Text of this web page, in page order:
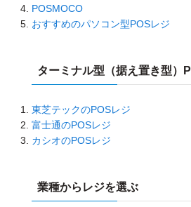
POSMOCO
おすすめのパソコン型POSレジ
ターミナル型（据え置き型）
東芝テックのPOSレジ
富士通のPOSレジ
カシオのPOSレジ
業種からレジを選ぶ